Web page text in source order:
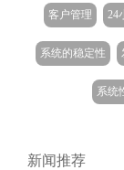
客户管理 24
系统的稳定性
系统
新闻推荐